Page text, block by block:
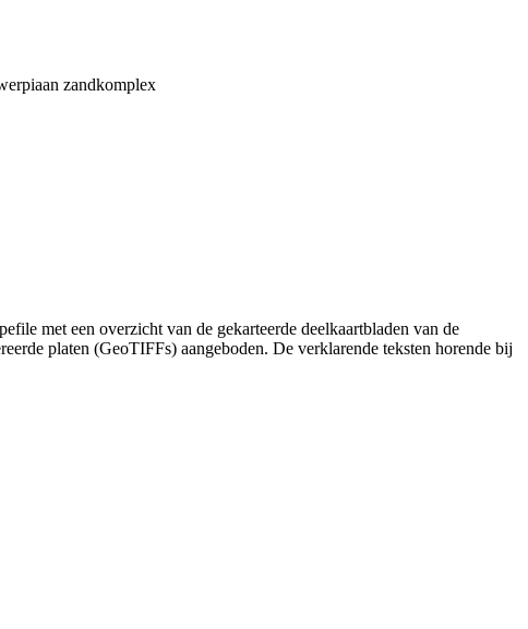
zandkomplex
met een overzicht van de gekarteerde deelkaartbladen van de
platen (GeoTIFFs) aangeboden. De verklarende teksten horende bij